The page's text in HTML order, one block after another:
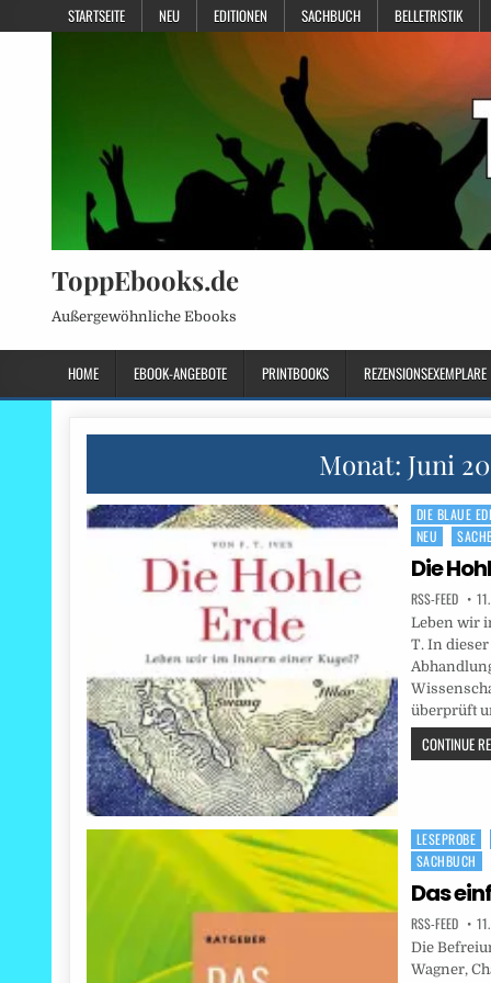
STARTSEITE NEU EDITIONEN SACHBUCH BELLETRISTIK
ToppEbooks.de
Außergewöhnliche Ebooks
HOME EBOOK-ANGEBOTE PRINTBOOKS REZENSIONSEXEMPLARE
Monat: Juni
Posted
in
DIE BLAUE
NEU
Die
RSS-FEED
Leben wir
T. In
überprüft
CONTINUE
Posted
in
LESEPROBE
SACHBUCH
Das
RSS-FEED
Die
Wagner,